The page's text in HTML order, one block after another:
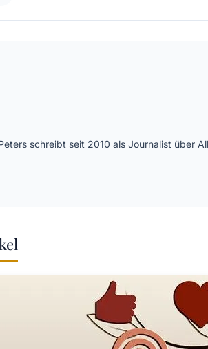
schreibt seit 2010 als Journalist über